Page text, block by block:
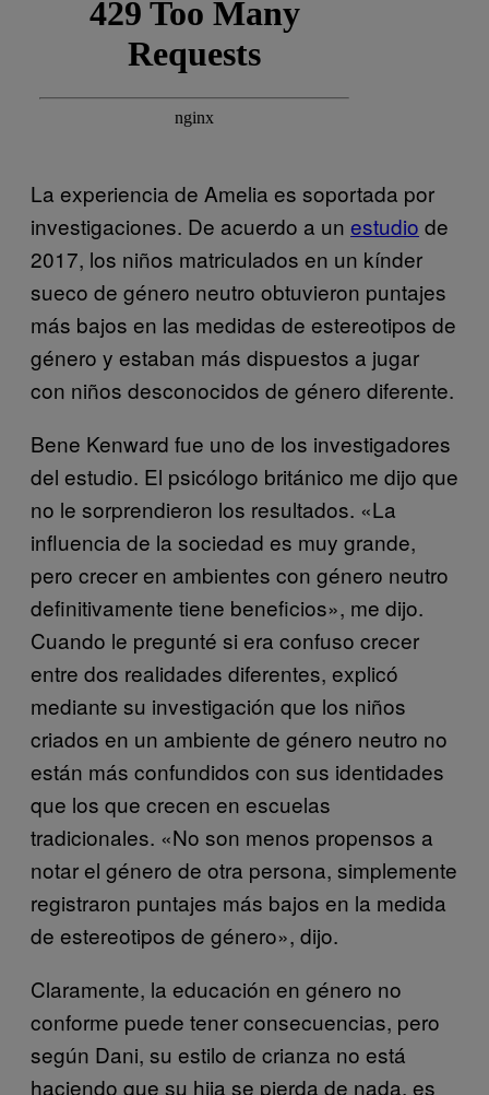
La experiencia de Amelia es soportada por
investigaciones. De acuerdo a un estudio de
2017, los niños matriculados en un kínder
sueco de género neutro obtuvieron puntajes
más bajos en las medidas de estereotipos de
género y estaban más dispuestos a jugar
con niños desconocidos de género diferente.
Bene Kenward fue uno de los investigadores
del estudio. El psicólogo británico me dijo que
no le sorprendieron los resultados. «La
influencia de la sociedad es muy grande,
pero crecer en ambientes con género neutro
definitivamente tiene beneficios», me dijo.
Cuando le pregunté si era confuso crecer
entre dos realidades diferentes, explicó
mediante su investigación que los niños
criados en un ambiente de género neutro no
están más confundidos con sus identidades
que los que crecen en escuelas
tradicionales. «No son menos propensos a
notar el género de otra persona, simplemente
registraron puntajes más bajos en la medida
de estereotipos de género», dijo.
Claramente, la educación en género no
conforme puede tener consecuencias, pero
según Dani, su estilo de crianza no está
haciendo que su hija se pierda de nada, es